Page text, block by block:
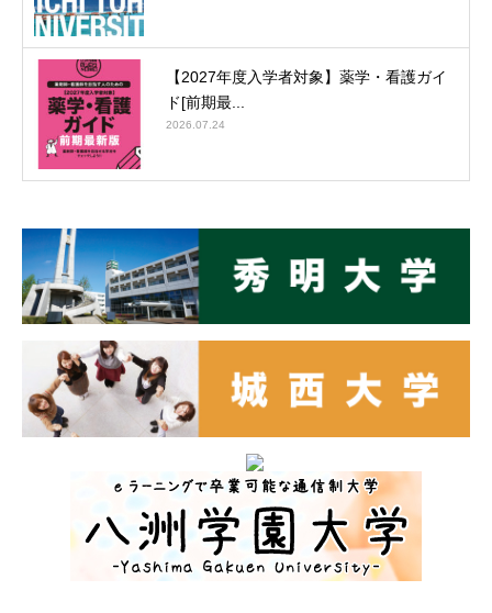
【2027年度入学者対象】薬学・看護ガイ
ド[前期最...
2026.07.24